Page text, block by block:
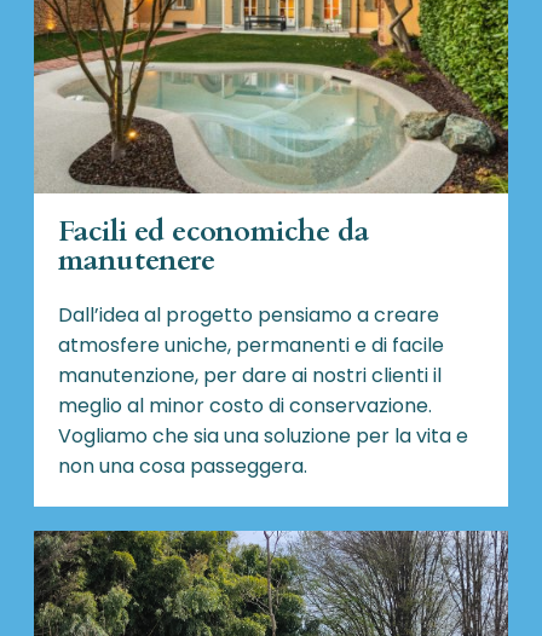
Facili ed economiche da
manutenere
Dall’idea al progetto pensiamo a creare
atmosfere uniche, permanenti e di facile
manutenzione, per dare ai nostri clienti il
meglio al minor costo di conservazione.
Vogliamo che sia una soluzione per la vita e
non una cosa passeggera.